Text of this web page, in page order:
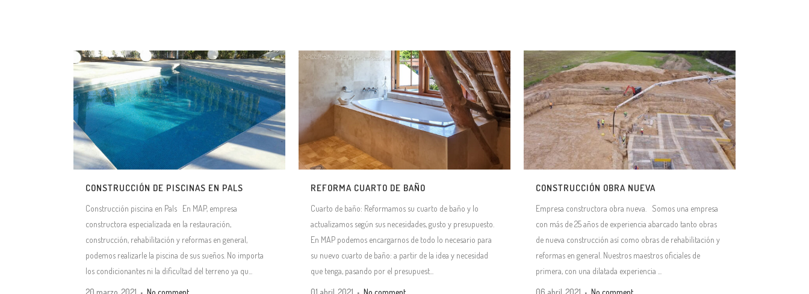
CONSTRUCCIÓN DE PISCINAS EN PALS
Construcción piscina en Pals En MAP, empresa
constructora especializada en la restauración,
construcción, rehabilitación y reformas en general,
podemos realizarle la piscina de sus sueños. No importa
los condicionantes ni la dificultad del terreno ya qu...
REFORMA CUARTO DE BAÑO
Cuarto de baño: Reformamos su cuarto de baño y lo
actualizamos según sus necesidades, gusto y presupuesto.
En MAP podemos encargarnos de todo lo necesario para
su nuevo cuarto de baño: a partir de la idea y necesidad
que tenga, pasando por el presupuest...
CONSTRUCCIÓN OBRA NUEVA
Empresa constructora obra nueva. Somos una empresa
con más de 25 años de experiencia abarcado tanto obras
de nueva construcción así como obras de rehabilitación y
reformas en general. Nuestros maestros oficiales de
primera, con una dilatada experiencia ...